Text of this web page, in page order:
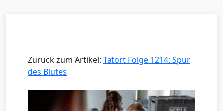
Zurück zum Artikel: Tatort Folge 1214: Spur
des Blutes